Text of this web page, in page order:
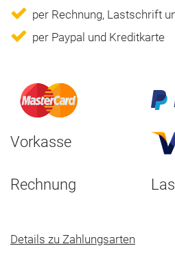
per Rechnung, Lastschrift
per Paypal und Kreditkarte
Vorkasse
Rechnung
Details zu Zahlungsarten